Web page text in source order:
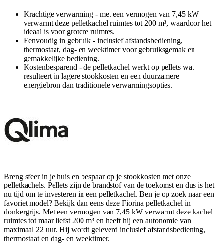
Krachtige verwarming - met een vermogen van 7,45 kW
verwarmt deze pelletkachel ruimtes tot 200 m³, waardoor het
ideaal is voor grotere ruimtes.
Eenvoudig in gebruik - inclusief afstandsbediening,
thermostaat, dag- en weektimer voor gebruiksgemak en
gemakkelijke bediening.
Kostenbesparend - de pelletkachel werkt op pellets wat
resulteert in lagere stookkosten en een duurzamere
energiebron dan traditionele verwarmingsopties.
Breng sfeer in je huis en bespaar op je stookkosten met onze
pelletkachels. Pellets zijn de brandstof van de toekomst en dus is het
nu tijd om te investeren in een pelletkachel. Ben je op zoek naar een
favoriet model? Bekijk dan eens deze Fiorina pelletkachel in
donkergrijs. Met een vermogen van 7,45 kW verwarmt deze kachel
ruimtes tot maar liefst 200 m³ en heeft hij een autonomie van
maximaal 22 uur. Hij wordt geleverd inclusief afstandsbediening,
thermostaat en dag- en weektimer.